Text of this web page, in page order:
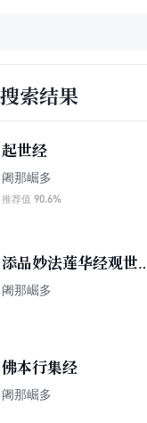
索结果
起世经
阇那崛多
推荐值 90.6%
添品妙法莲华经观世音
菩萨普门品
阇那崛多
佛本行集经
阇那崛多